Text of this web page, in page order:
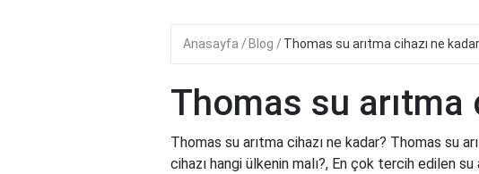
Anasayfa Blog Thomas su arıtma cihazı ne
Thomas su arıtma
Thomas su arıtma cihazı ne kadar? Thomas su
cihazı hangi ülkenin malı?, En çok tercih edilen su